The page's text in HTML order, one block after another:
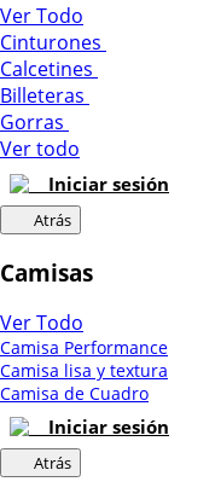
Ver Todo
Cinturones
Calcetines
Billeteras
Gorras
Ver todo
Iniciar sesión
Atrás
Camisas
Ver Todo
Camisa Performance
Camisa lisa y textura
Camisa de Cuadro
Iniciar sesión
Atrás